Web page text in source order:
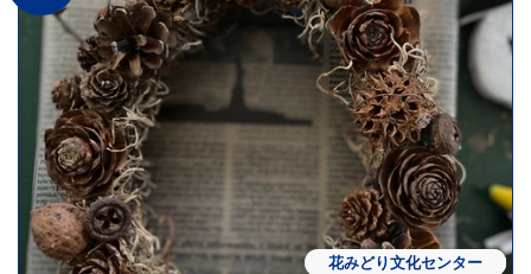
体験会
ワークショップ
花みどり文化センター